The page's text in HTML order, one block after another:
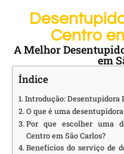
Centro
A Melhor
em
Índice
Introdução: Desentupidora
O que é uma
Por que escolher uma
Centro em São Carlos?
Benefícios do serviço de